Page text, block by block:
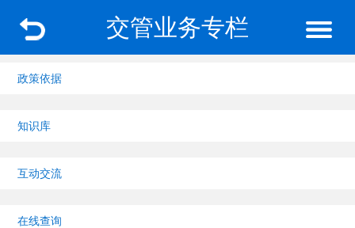
交管业务专栏
政策依据
知识库
互动交流
在线查询